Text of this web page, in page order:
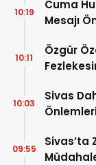
Cuma
Mesajı
10:19
Özgür
10:11
Sivas
10:03
Sivas’ta
09:55